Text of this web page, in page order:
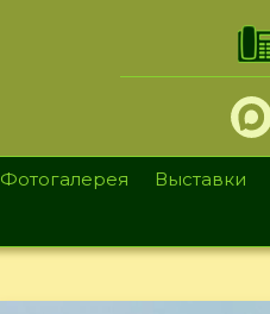
Фотогалерея Выставки